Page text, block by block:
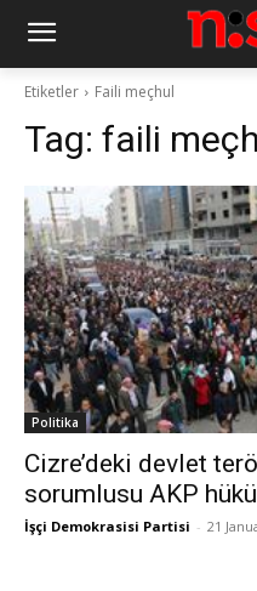
Etiketler Faili meçhul
Tag: faili
Politika
Cizre’deki devlet
sorumlusu AKP
İşçi Demokrasisi Partisi - 21